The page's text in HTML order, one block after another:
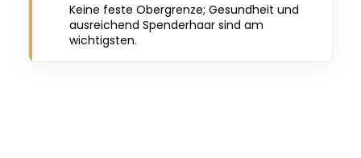
Keine feste Obergrenze; Gesundheit und
ausreichend Spenderhaar sind am
wichtigsten.